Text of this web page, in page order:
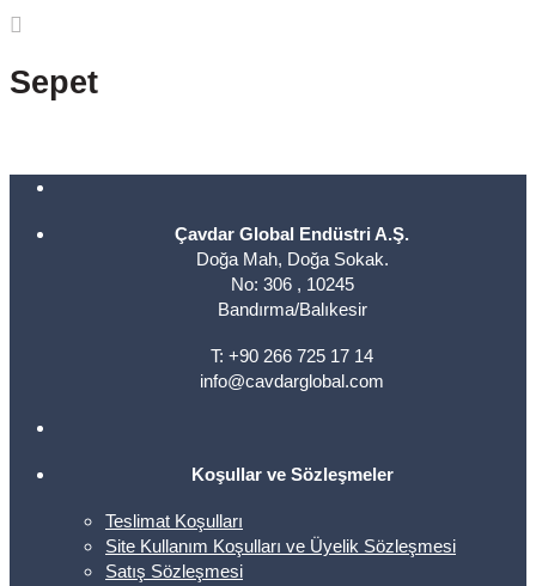
Sepet
Çavdar Global Endüstri A.Ş.
Doğa Mah, Doğa Sokak.
No: 306 , 10245
Bandırma/Balıkesir
T: +90 266 725 17 14
info@cavdarglobal.com
Koşullar ve Sözleşmeler
Teslimat Koşulları
Site Kullanım Koşulları ve Üyelik Sözleşmesi
Satış Sözleşmesi